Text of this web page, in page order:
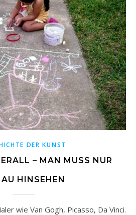
DER KUNST
– MAN MUSS NUR
HINSEHEN